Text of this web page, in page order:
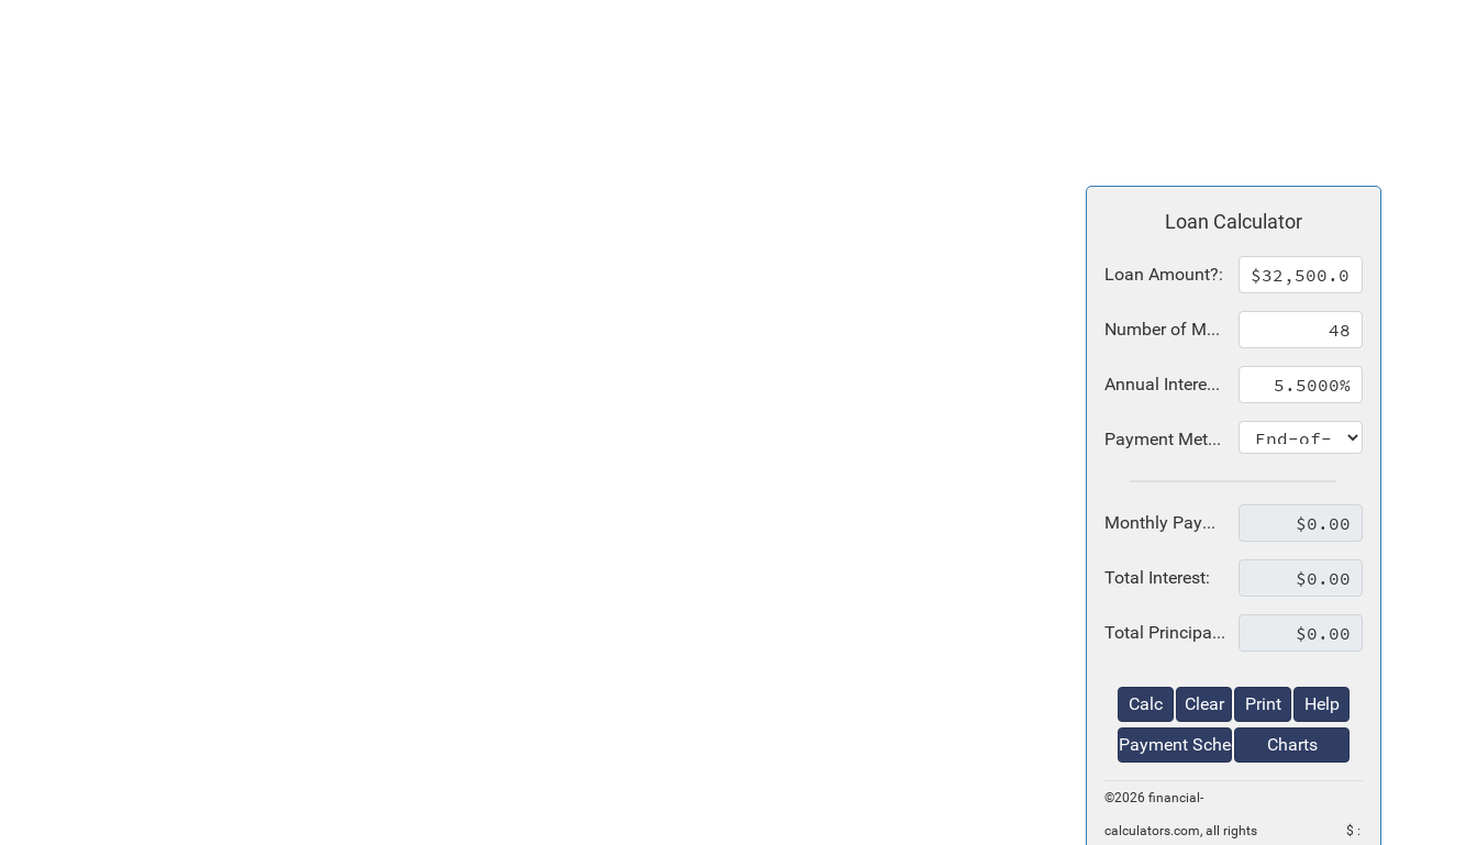
Loan Calculator
Loan Amount?:
Number of Months? (#):
Annual Interest Rate?:
Payment Method?:
Monthly Payment:
Total Interest:
Total Principal & Interest:
Calc Clear Print
Help
Payment Schedule
Charts
©2026 financial-
calculators.com, all rights $ :